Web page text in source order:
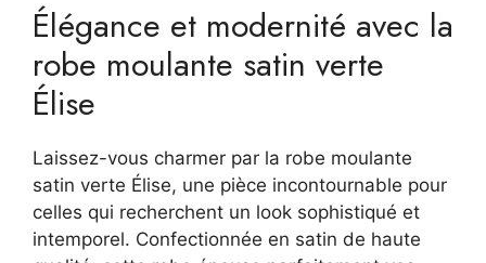
Élégance et modernité avec la
robe moulante satin verte
Élise
Laissez-vous charmer par la robe moulante
satin verte Élise, une pièce incontournable pour
celles qui recherchent un look sophistiqué et
intemporel. Confectionnée en satin de haute